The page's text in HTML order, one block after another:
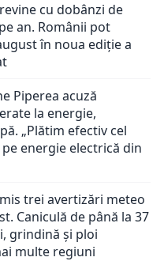
revine cu dobânzi de
an. Românii pot
în noua ediție a
Piperea acuză
la energie,
„Plătim efectiv cel
energie electrică din
trei avertizări meteo
Caniculă de până la 37
grindină și ploi
multe regiuni